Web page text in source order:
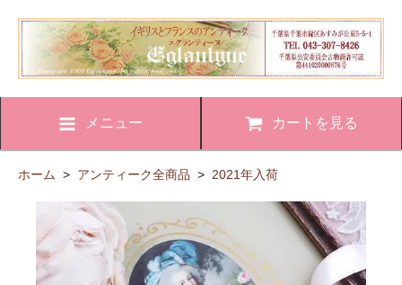
メニュー カートを見る
ホーム > アンティーク全商品 > 2021年入荷